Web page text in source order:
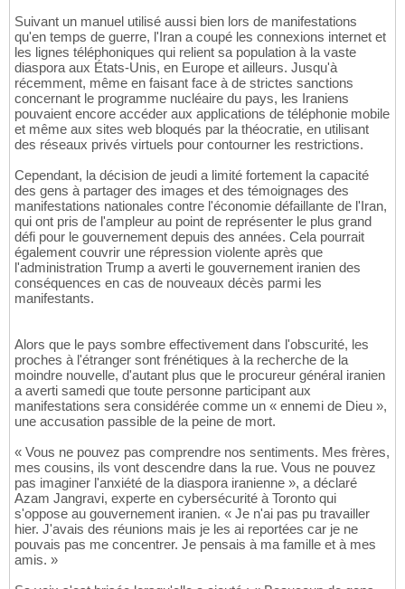
Suivant un manuel utilisé aussi bien lors de manifestations
qu'en temps de guerre, l'Iran a coupé les connexions internet et
les lignes téléphoniques qui relient sa population à la vaste
diaspora aux États-Unis, en Europe et ailleurs. Jusqu'à
récemment, même en faisant face à de strictes sanctions
concernant le programme nucléaire du pays, les Iraniens
pouvaient encore accéder aux applications de téléphonie mobile
et même aux sites web bloqués par la théocratie, en utilisant
des réseaux privés virtuels pour contourner les restrictions.
Cependant, la décision de jeudi a limité fortement la capacité
des gens à partager des images et des témoignages des
manifestations nationales contre l'économie défaillante de l'Iran,
qui ont pris de l'ampleur au point de représenter le plus grand
défi pour le gouvernement depuis des années. Cela pourrait
également couvrir une répression violente après que
l'administration Trump a averti le gouvernement iranien des
conséquences en cas de nouveaux décès parmi les
manifestants.
Alors que le pays sombre effectivement dans l'obscurité, les
proches à l'étranger sont frénétiques à la recherche de la
moindre nouvelle, d'autant plus que le procureur général iranien
a averti samedi que toute personne participant aux
manifestations sera considérée comme un « ennemi de Dieu »,
une accusation passible de la peine de mort.
« Vous ne pouvez pas comprendre nos sentiments. Mes frères,
mes cousins, ils vont descendre dans la rue. Vous ne pouvez
pas imaginer l'anxiété de la diaspora iranienne », a déclaré
Azam Jangravi, experte en cybersécurité à Toronto qui
s'oppose au gouvernement iranien. « Je n'ai pas pu travailler
hier. J'avais des réunions mais je les ai reportées car je ne
pouvais pas me concentrer. Je pensais à ma famille et à mes
amis. »